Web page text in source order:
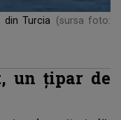
din Turcia
(sursa foto:
un ţipar de